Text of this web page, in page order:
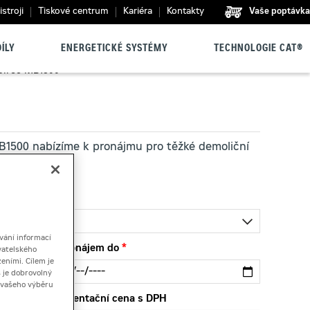
Tiskové centrum Kariéra Kontakty Vaše poptávka
ENERGETICKÉ SYSTÉMY TECHNOLOGIE CAT®
MB1500
nabízíme k pronájmu pro těžké demoliční
Pronájem do
Orientační cena s DPH
informací
Cílem je
je dobrovolný
výběru